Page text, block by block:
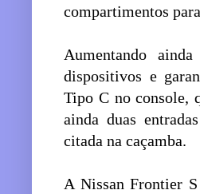
compartimentos
Aumentando
dispositivos e
Tipo C no console,
ainda duas
citada na caçamba.
A Nissan Frontier